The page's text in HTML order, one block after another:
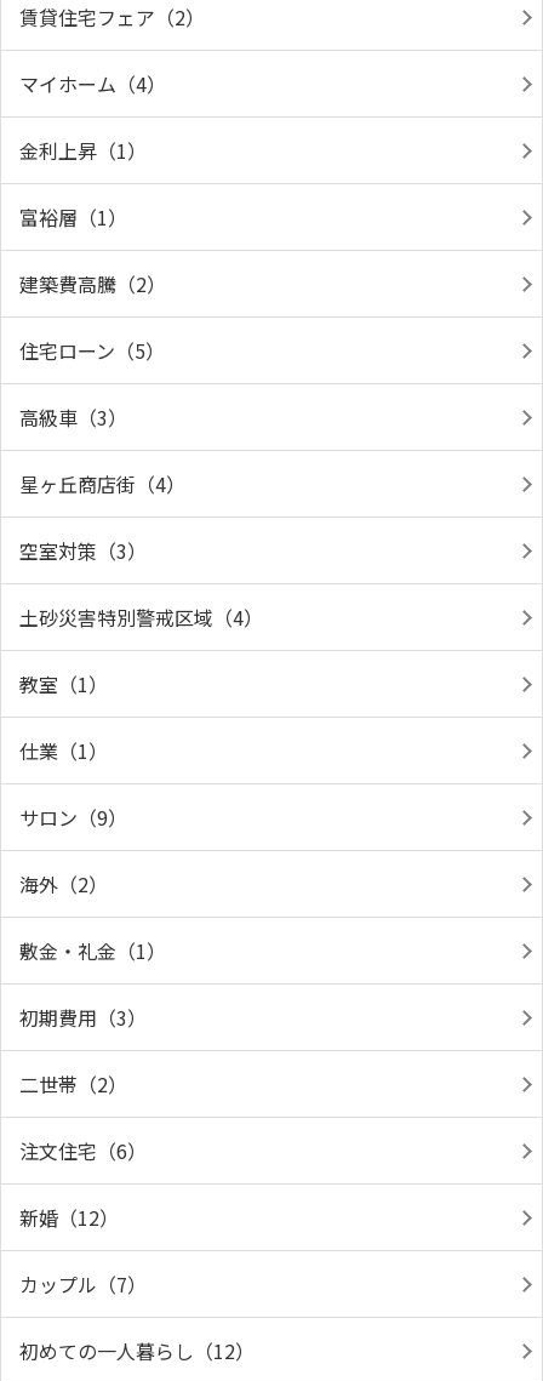
賃貸住宅フェア（2）
マイホーム（4）
金利上昇（1）
富裕層（1）
建築費高騰（2）
住宅ローン（5）
高級車（3）
星ヶ丘商店街（4）
空室対策（3）
土砂災害特別警戒区域（4）
教室（1）
仕業（1）
サロン（9）
海外（2）
敷金・礼金（1）
初期費用（3）
二世帯（2）
注文住宅（6）
新婚（12）
カップル（7）
初めての一人暮らし（12）